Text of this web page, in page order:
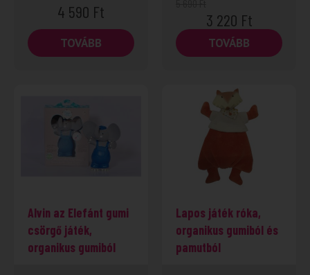
4 590 Ft
TOVÁBB
3 220 Ft
TOVÁBB
Alvin az Elefánt gumi
csörgő játék,
organikus gumiból
Lapos játék róka,
organikus gumiból és
pamutból